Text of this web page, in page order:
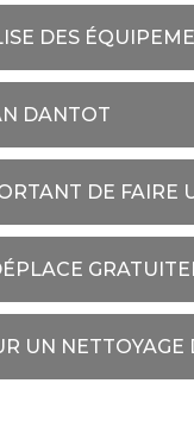
DES
DANTOT
DE FAIRE
UN